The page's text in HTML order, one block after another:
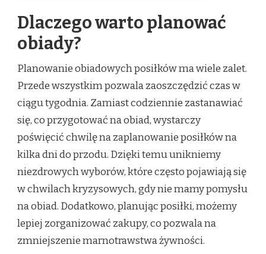
Dlaczego warto planować
obiady?
Planowanie obiadowych posiłków ma wiele zalet.
Przede wszystkim pozwala zaoszczędzić czas w
ciągu tygodnia. Zamiast codziennie zastanawiać
się, co przygotować na obiad, wystarczy
poświęcić chwilę na zaplanowanie posiłków na
kilka dni do przodu. Dzięki temu unikniemy
niezdrowych wyborów, które często pojawiają się
w chwilach kryzysowych, gdy nie mamy pomysłu
na obiad. Dodatkowo, planując posiłki, możemy
lepiej zorganizować zakupy, co pozwala na
zmniejszenie marnotrawstwa żywności.